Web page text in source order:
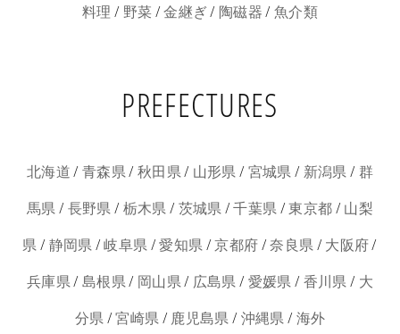
料理 / 野菜 /金継ぎ/ 陶磁器 /魚介類
PREFECTURES
北海道 / 青森県/ 秋田県/ 山形県 / 宮城県 / 新潟県 / 群
馬県 / 長野県 / 栃木県 / 茨城県 /千葉県 /東京都 / 山梨
県 / 静岡県 /岐阜県 /愛知県 /京都府 /奈良県 / 大阪府/
兵庫県/ 島根県/ 岡山県/ 広島県 / 愛媛県 / 香川県 / 大
分県 /宮崎県 / 鹿児島県 / 沖縄県 / 海外